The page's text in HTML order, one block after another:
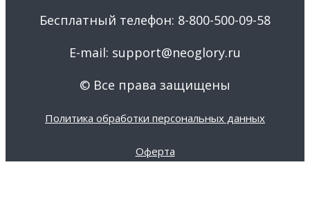
Бесплатный телефон: 8-800-500-09-58
E-mail: support@neoglory.ru
© Все права защищены
Политика обработки персональных данных
Оферта